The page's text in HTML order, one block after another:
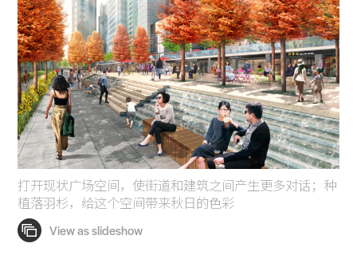
打开现状广场空间，使街道和建筑之间产生更多对话；种
植落羽杉，给这个空间带来秋日的色彩